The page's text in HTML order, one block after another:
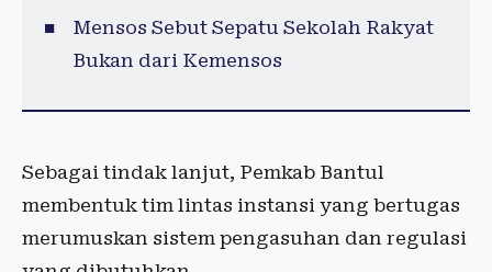
Mensos Sebut Sepatu Sekolah Rakyat
Bukan dari Kemensos
Sebagai tindak lanjut, Pemkab Bantul
membentuk tim lintas instansi yang bertugas
merumuskan sistem pengasuhan dan regulasi